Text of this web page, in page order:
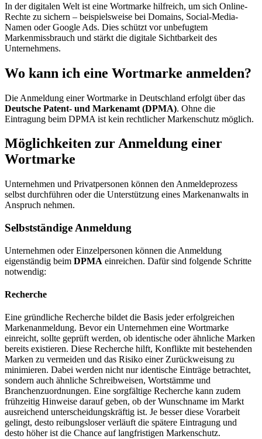
In der digitalen Welt ist eine Wortmarke hilfreich, um sich Online-
Rechte zu sichern – beispielsweise bei Domains, Social-Media-
Namen oder Google Ads. Dies schützt vor unbefugtem
Markenmissbrauch und stärkt die digitale Sichtbarkeit des
Unternehmens.
Wo kann ich eine Wortmarke anmelden?
Die Anmeldung einer Wortmarke in Deutschland erfolgt über das
Deutsche Patent- und Markenamt (DPMA). Ohne die
Eintragung beim DPMA ist kein rechtlicher Markenschutz möglich.
Möglichkeiten zur Anmeldung einer
Wortmarke
Unternehmen und Privatpersonen können den Anmeldeprozess
selbst durchführen oder die Unterstützung eines Markenanwalts in
Anspruch nehmen.
Selbstständige Anmeldung
Unternehmen oder Einzelpersonen können die Anmeldung
eigenständig beim DPMA einreichen. Dafür sind folgende Schritte
notwendig:
Recherche
Eine gründliche Recherche bildet die Basis jeder erfolgreichen
Markenanmeldung. Bevor ein Unternehmen eine Wortmarke
einreicht, sollte geprüft werden, ob identische oder ähnliche Marken
bereits existieren. Diese Recherche hilft, Konflikte mit bestehenden
Marken zu vermeiden und das Risiko einer Zurückweisung zu
minimieren. Dabei werden nicht nur identische Einträge betrachtet,
sondern auch ähnliche Schreibweisen, Wortstämme und
Branchenzuordnungen. Eine sorgfältige Recherche kann zudem
frühzeitig Hinweise darauf geben, ob der Wunschname im Markt
ausreichend unterscheidungskräftig ist. Je besser diese Vorarbeit
gelingt, desto reibungsloser verläuft die spätere Eintragung und
desto höher ist die Chance auf langfristigen Markenschutz.